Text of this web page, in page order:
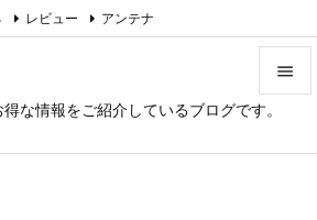
な情報をご紹介しているブログです。

レビュー アンテナ